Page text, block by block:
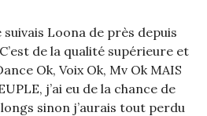
suivais Loona de près depuis
de la qualité supérieure et
Ok, Voix Ok, Mv Ok MAIS
j’ai eu de la chance de
sinon j’aurais tout perdu